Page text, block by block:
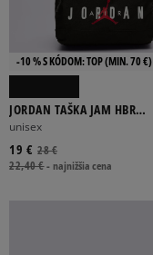
-10 % S KÓDOM: TOP (MIN. 70 €)
JORDAN TAŠKA JAM HBR
CROSSBODY
unisex
28 €
19 €
22,40 €-najnižšia cena